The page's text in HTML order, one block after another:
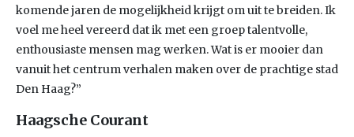
komende jaren de mogelijkheid krijgt om uit te breiden. Ik
voel me heel vereerd dat ik met een groep talentvolle,
enthousiaste mensen mag werken. Wat is er mooier dan
vanuit het centrum verhalen maken over de prachtige stad
Den Haag?”
Haagsche Courant